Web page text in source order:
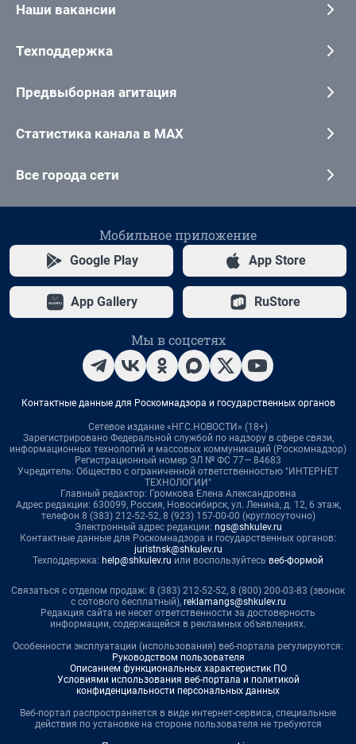
Наши вакансии
Техподдержка
Предвыборная агитация
Статистика канала в MAX
Все города сети
Мобильное приложение
Google Play App Store
App Gallery RuStore
Мы в соцсетях
Контактные данные для Роскомнадзора и государственных органов
Сетевое издание «НГС.НОВОСТИ» (18+)
Зарегистрировано Федеральной службой по надзору в сфере связи,
информационных технологий и массовых коммуникаций (Роскомнадзор)
Регистрационный номер ЭЛ № ФС 77— 84683
Учредитель: Общество с ограниченной ответственностью "ИНТЕРНЕТ
ТЕХНОЛОГИИ"
Главный редактор: Громкова Елена Александровна
Адрес редакции: 630099, Россия, Новосибирск, ул. Ленина, д. 12, 6 этаж,
телефон 8 (383) 212-52-52, 8 (923) 157-00-00 (круглосуточно)
Электронный адрес редакции: ngs@shkulev.ru
Контактные данные для Роскомнадзора и государственных органов:
juristnsk@shkulev.ru
Техподдержка: help@shkulev.ru или воспользуйтесь веб-формой
Связаться с отделом продаж: 8 (383) 212-52-52, 8 (800) 200-03-83 (звонок
с сотового бесплатный), reklamangs@shkulev.ru
Редакция сайта не несет ответственности за достоверность
информации, содержащейся в рекламных объявлениях.
Особенности эксплуатации (использования) веб-портала регулируются:
Руководством пользователя
Описанием функциональных характеристик ПО
Условиями использования веб-портала и политикой
конфиденциальности персональных данных
Веб-портал распространяется в виде интернет-сервиса, специальные
действия по установке на стороне пользователя не требуются